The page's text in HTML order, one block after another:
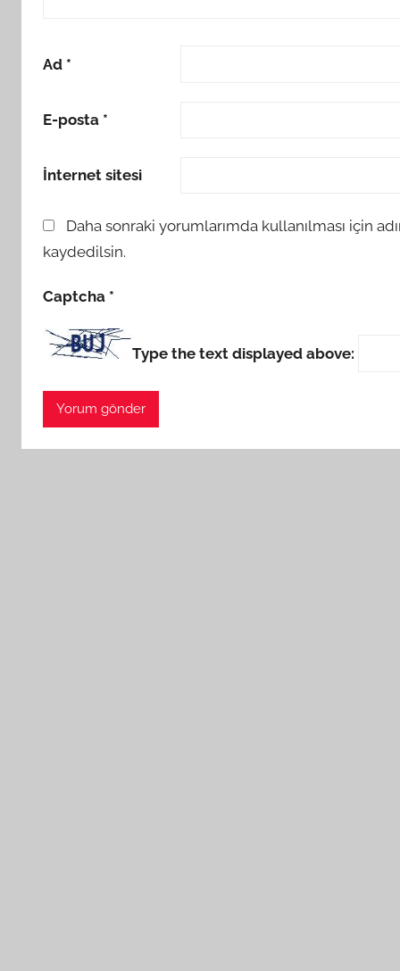
Ad *
E-posta *
İnternet sitesi
Daha sonraki yorumlarımda kullanılması için
kaydedilsin.
Captcha *
Type the text displayed above: